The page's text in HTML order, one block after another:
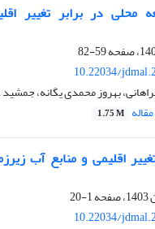
محلی در برابر تغییر
59-82
10.22034/
بهروز محمدی یگانه، جمشید
1.75 M
اقلیمی و منابع آب
1-20
10.22034/